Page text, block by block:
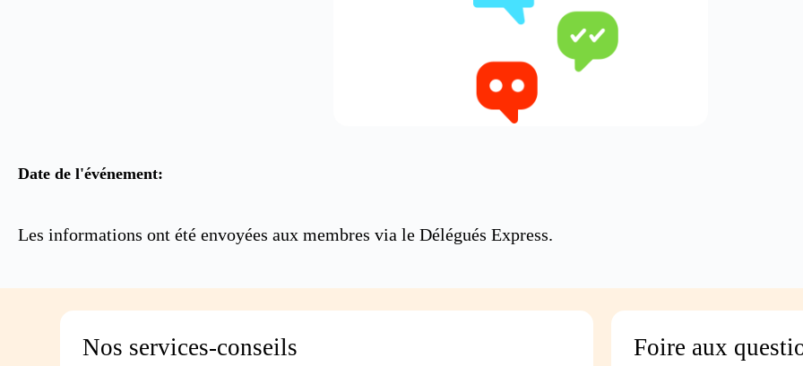
Date de l'événement:
Les informations ont été envoyées aux membres via le Délégués Express.
Nos services-conseils Foire aux